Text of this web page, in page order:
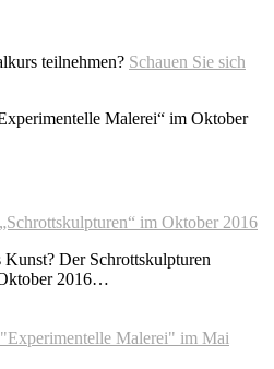
teilnehmen? Schauen Sie sich
Malerei“ im Oktober
im Oktober 2016
Der Schrottskulpturen
2016…
Malerei" im Mai